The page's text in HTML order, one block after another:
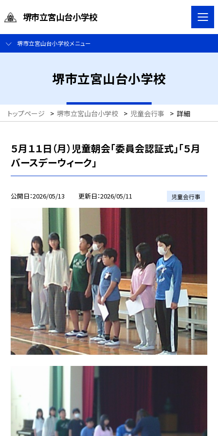
堺市立宮山台小学校
堺市立宮山台小学校メニュー
堺市立宮山台小学校
トップページ > 堺市立宮山台小学校 > 児童会行事 > 詳細
５月１１日（月）児童朝会「委員会認証式」「５月
バースデーウィーク」
公開日 2026/05/13 更新日 2026/05/11 児童会行事